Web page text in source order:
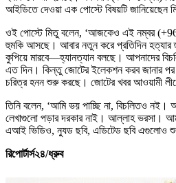
আইডিতে দেওয়া এক পোস্টে বিষয়টি জানিয়েছেন
ওই পোস্টে মিতু বলেন, ‘আজকেও এই নম্বর
হুমকি আসছে। আবার নতুন করে প্রতিদিন হত্যার
কুপিয়ে মারবে—হ্যানত্যান বলছে। আপনাদের
এত দিন। কিন্তু জোটের ইলেকশন করব জানার পর
চরিত্র হনন শুরু করছে। জোটের খবর আওয়ামী
তিনি বলেন, ‘আমি ভয় পাচ্ছি না, বিচলিতও নই।
লেখাগুলো পড়ার দরকার নাই। আল্লাহ ভরসা।
এআই ভিডিও, ন্যুড ছবি, এডিটেড ছবি এগুলোও
রিপোর্টার্স২৪/ধ্রুব